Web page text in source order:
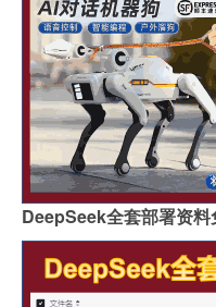
DeepSeek全套部署资料